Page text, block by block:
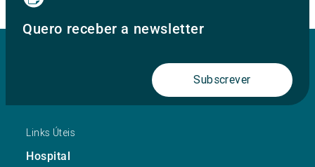
Quero receber a newsletter
Subscrever
Links Úteis
Hospital